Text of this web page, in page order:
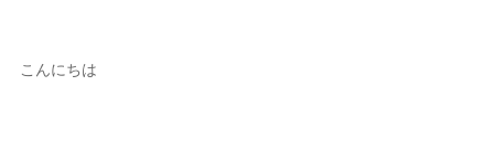
こんにちは